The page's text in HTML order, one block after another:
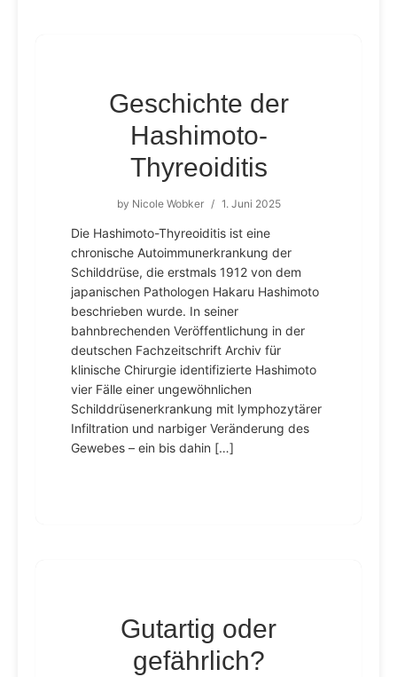
Geschichte der
Hashimoto-
Thyreoiditis
by Nicole Wobker / 1. Juni 2025
Die Hashimoto-Thyreoiditis ist eine
chronische Autoimmunerkrankung der
Schilddrüse, die erstmals 1912 von dem
japanischen Pathologen Hakaru Hashimoto
beschrieben wurde. In seiner
bahnbrechenden Veröffentlichung in der
deutschen Fachzeitschrift Archiv für
klinische Chirurgie identifizierte Hashimoto
vier Fälle einer ungewöhnlichen
Schilddrüsenerkrankung mit lymphozytärer
Infiltration und narbiger Veränderung des
Gewebes – ein bis dahin […]
Gutartig oder
gefährlich?